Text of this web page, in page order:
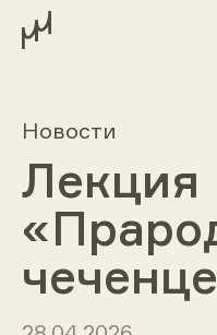
Новости
Лекция